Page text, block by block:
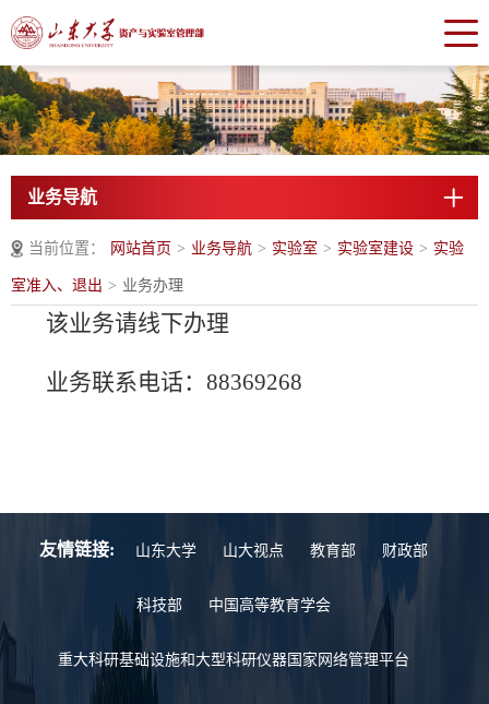
业务导航
当前位置： 网站首页 > 业务导航 > 实验室 > 实验室建设 > 实验
室准入、退出 > 业务办理
该业务请线下办理
业务联系电话：88369268
友情链接: 山东大学 山大视点 教育部 财政部
科技部 中国高等教育学会
重大科研基础设施和大型科研仪器国家网络管理平台